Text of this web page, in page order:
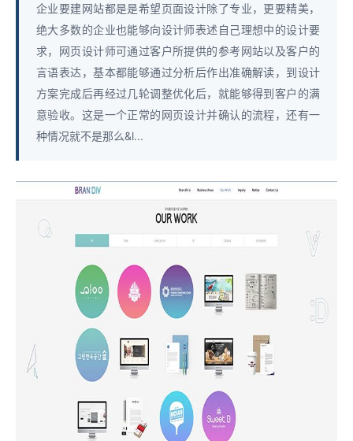
企业要建网站都是是希望页面设计除了专业，更要精美，
绝大多数的企业也能够向设计师表述自己理想中的设计要
求，网页设计师可通过客户所提供的参考网站以及客户的
言语表达，基本都能够通过分析后作出准确解读，到设计
方案完成后再经过几轮调整优化后，就能够得到客户的满
意验收。这是一个正常的网页设计并确认的流程，还有一
种情况就不是那么&l...